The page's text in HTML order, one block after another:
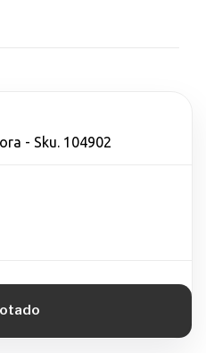
- Sku. 104902